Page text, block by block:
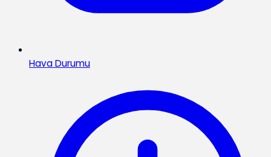
Hava Durumu